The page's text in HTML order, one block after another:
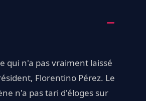
qui n'a pas vraiment laissé
Florentino Pérez. Le
n'a pas tari d'éloges sur